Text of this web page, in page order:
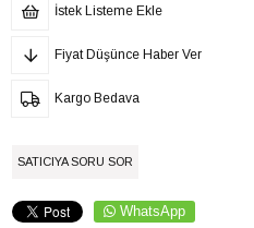
İstek Listeme Ekle
Fiyat Düşünce Haber Ver
Kargo Bedava
SATICIYA SORU SOR
WhatsApp